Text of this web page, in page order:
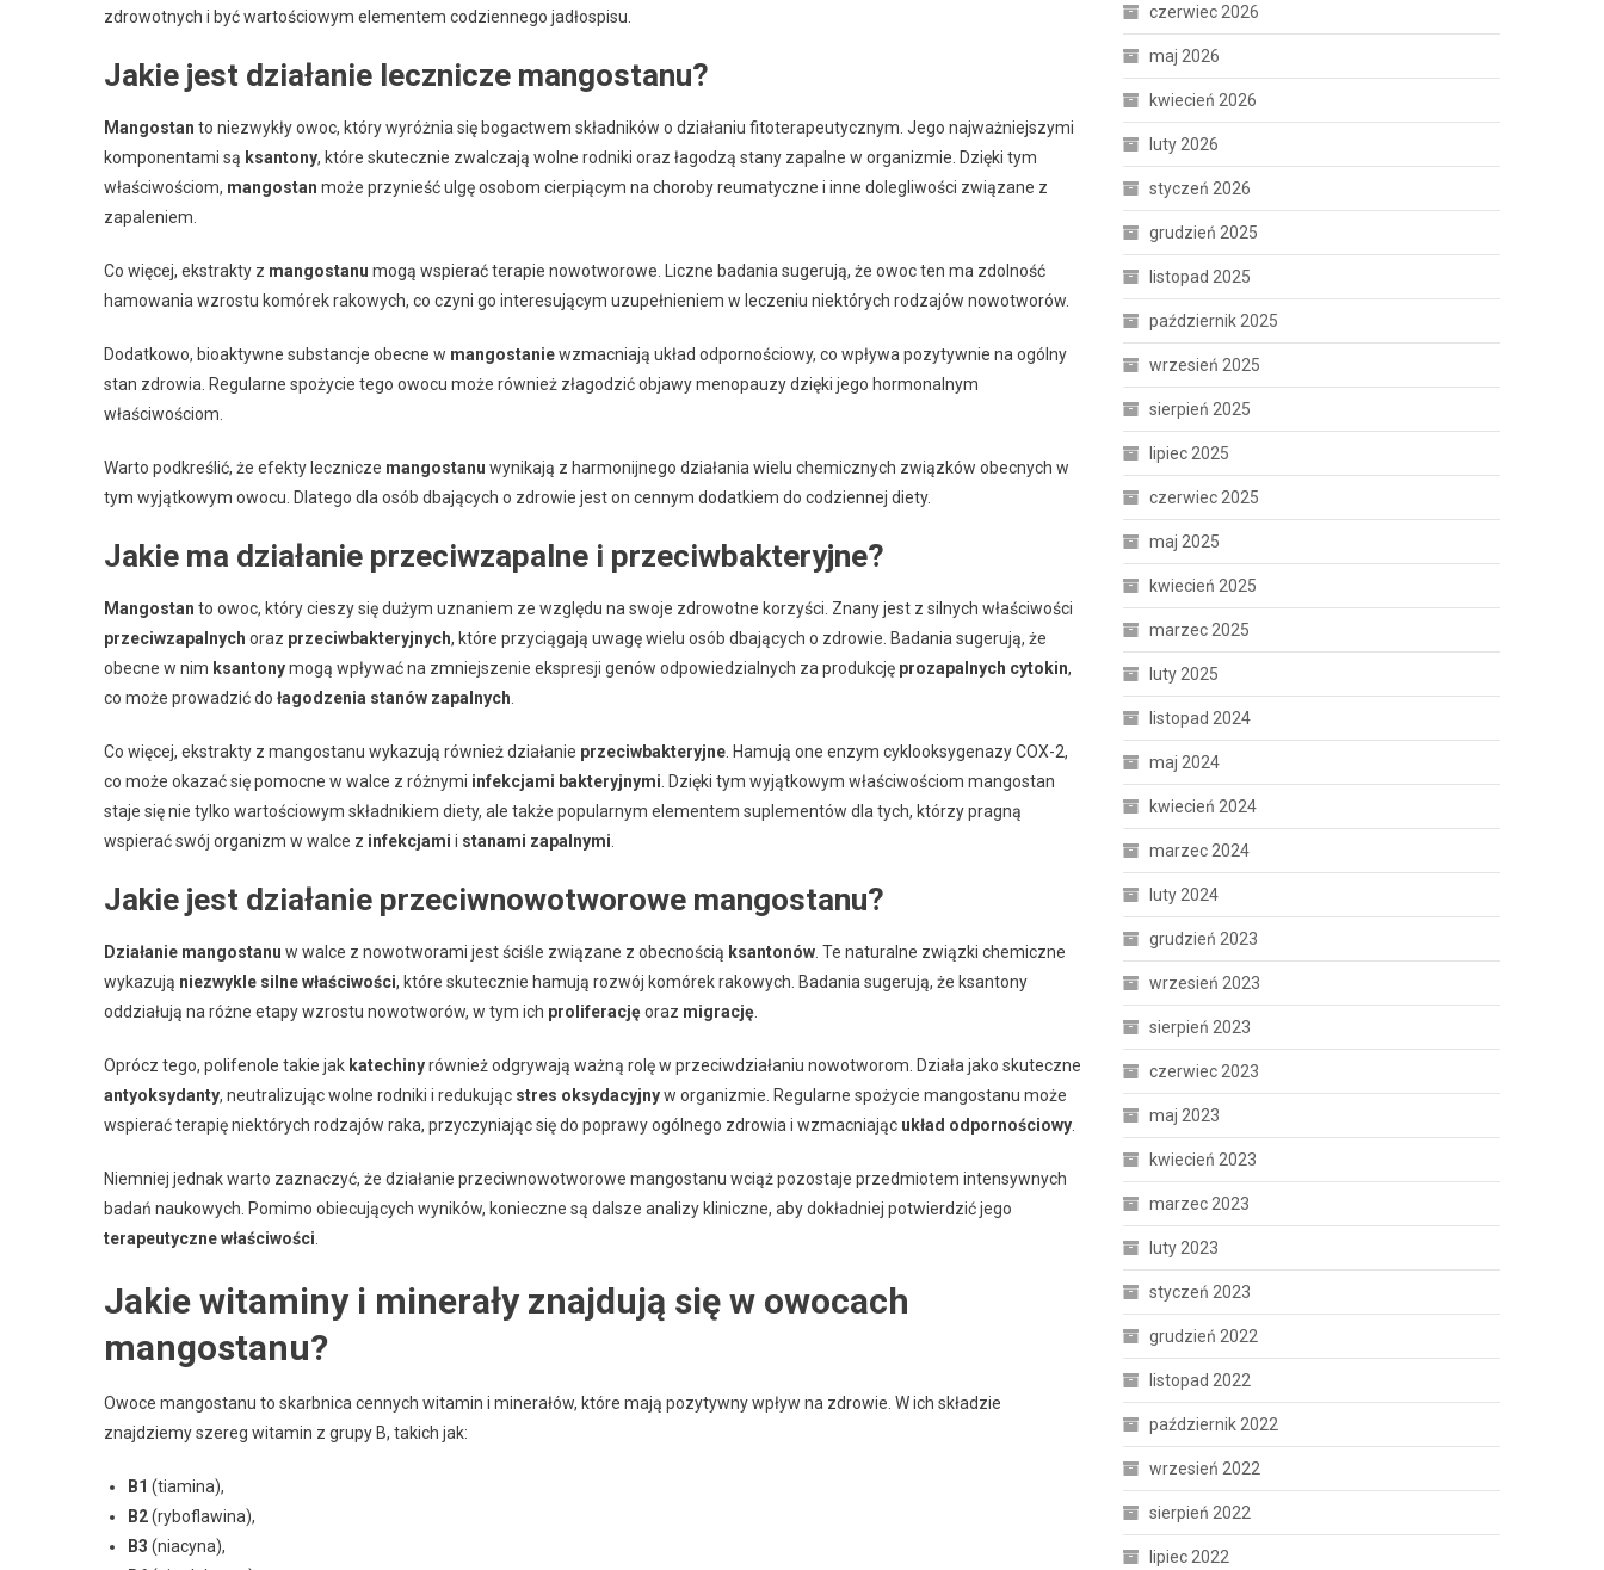
zdrowotnych i być wartościowym elementem codziennego jadłospisu.
Jakie jest działanie lecznicze mangostanu?
Mangostan to niezwykły owoc, który wyróżnia się bogactwem składników o działaniu fitoterapeutycznym. Jego najważniejszymi
komponentami są ksantony, które skutecznie zwalczają wolne rodniki oraz łagodzą stany zapalne w organizmie. Dzięki tym
właściwościom, mangostan może przynieść ulgę osobom cierpiącym na choroby reumatyczne i inne dolegliwości związane z
zapaleniem.
Co więcej, ekstrakty z mangostanu mogą wspierać terapie nowotworowe. Liczne badania sugerują, że owoc ten ma zdolność
hamowania wzrostu komórek rakowych, co czyni go interesującym uzupełnieniem w leczeniu niektórych rodzajów nowotworów.
Dodatkowo, bioaktywne substancje obecne w mangostaniewzmacniają układ odpornościowy, co wpływa pozytywnie na ogólny
stan zdrowia. Regularne spożycie tego owocu może również złagodzić objawy menopauzy dzięki jego hormonalnym
właściwościom.
Warto podkreślić, że efekty lecznicze mangostanu wynikają z harmonijnego działania wielu chemicznych związków obecnych w
tym wyjątkowym owocu. Dlatego dla osób dbających o zdrowie jest on cennym dodatkiem do codziennej diety.
Jakie ma działanie przeciwzapalne i przeciwbakteryjne?
Mangostan to owoc, który cieszy się dużym uznaniem ze względu na swoje zdrowotne korzyści. Znany jest z silnych właściwości
przeciwzapalnych oraz przeciwbakteryjnych, które przyciągają uwagę wielu osób dbających o zdrowie. Badania sugerują, że
obecne w nim ksantonymogą wpływać na zmniejszenie ekspresji genów odpowiedzialnych za produkcję prozapalnych cytokin,
co może prowadzić do łagodzenia stanów zapalnych
Co więcej, ekstrakty z mangostanu wykazują również działanie przeciwbakteryjne . Hamują one enzym cyklooksygenazy COX-2,
co może okazać się pomocne w walce z różnymi infekcjami bakteryjnymi . Dzięki tym wyjątkowym właściwościom mangostan
staje się nie tylko wartościowym składnikiem diety, ale także popularnym elementem suplementów dla tych, którzy pragną
wspierać swój organizm w walce z infekcjami i stanami zapalnymi
Jakie jest działanie przeciwnowotworowe mangostanu?
Działanie mangostanu w walce z nowotworami jest ściśle związane z obecnością ksantonów . Te naturalne związki chemiczne
wykazują niezwykle silne właściwości, które skutecznie hamują rozwój komórek rakowych. Badania sugerują, że ksantony
oddziałują na różne etapy wzrostu nowotworów, w tym ich proliferacjęoraz migrację
Oprócz tego, polifenole takie jak katechinyrównież odgrywają ważną rolę w przeciwdziałaniu nowotworom. Działa jako skuteczne
antyoksydanty, neutralizując wolne rodniki i redukując stres oksydacyjnyw organizmie. Regularne spożycie mangostanu może
wspierać terapię niektórych rodzajów raka, przyczyniając się do poprawy ogólnego zdrowia i wzmacniając układ odpornościowy
Niemniej jednak warto zaznaczyć, że działanie przeciwnowotworowe mangostanu wciąż pozostaje przedmiotem intensywnych
badań naukowych. Pomimo obiecujących wyników, konieczne są dalsze analizy kliniczne, aby dokładniej potwierdzić jego
terapeutyczne właściwości
Jakie witaminy i minerały znajdują się w owocach
mangostanu?
Owoce mangostanu to skarbnica cennych witamin i minerałów, które mają pozytywny wpływ na zdrowie. W ich składzie
znajdziemy szereg witamin z grupy B, takich jak:
B1 (tiamina),
B2(ryboflawina),
B3 (niacyna),
czerwiec 2026
maj 2026
kwiecień 2026
luty 2026
styczeń 2026
grudzień 2025
listopad 2025
październik 2025
wrzesień 2025
sierpień 2025
lipiec 2025
czerwiec 2025
maj 2025
kwiecień 2025
marzec 2025
luty 2025
listopad 2024
maj 2024
kwiecień 2024
marzec 2024
luty 2024
grudzień 2023
wrzesień 2023
sierpień 2023
czerwiec 2023
maj 2023
kwiecień 2023
marzec 2023
luty 2023
styczeń 2023
grudzień 2022
listopad 2022
październik 2022
wrzesień 2022
sierpień 2022
lipiec 2022